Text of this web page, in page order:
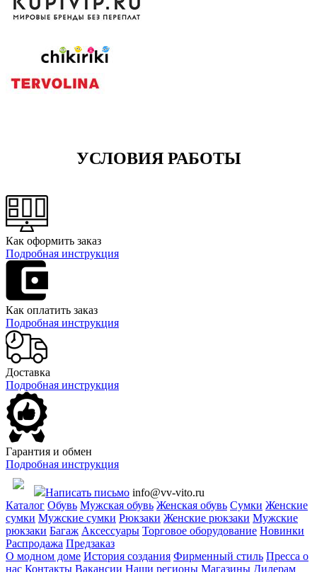
УСЛОВИЯ РАБОТЫ
Как оформить заказ
Подробная инструкция
Как оплатить заказ
Подробная инструкция
Доставка
Подробная инструкция
Гарантия и обмен
Подробная инструкция
Написать письмо info@vv-vito.ru
Каталог Обувь Мужская обувь Женская обувь Сумки Женские
сумки Мужские сумки Рюкзаки Женские рюкзаки Мужские
рюкзаки Багаж Аксессуары Торговое оборудование Новинки
Распродажа Предзаказ
О модном доме История создания Фирменный стиль Пресса о
нас Контакты Вакансии Наши регионы Магазины Дилерам